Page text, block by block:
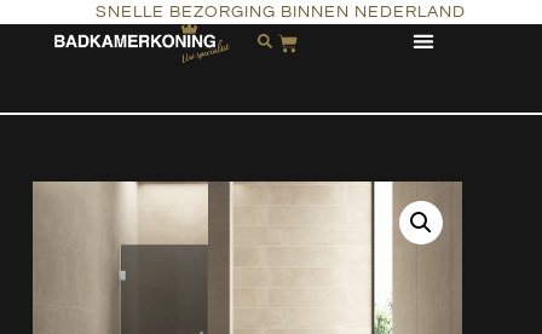
SNELLE BEZORGING BINNEN NEDERLAND